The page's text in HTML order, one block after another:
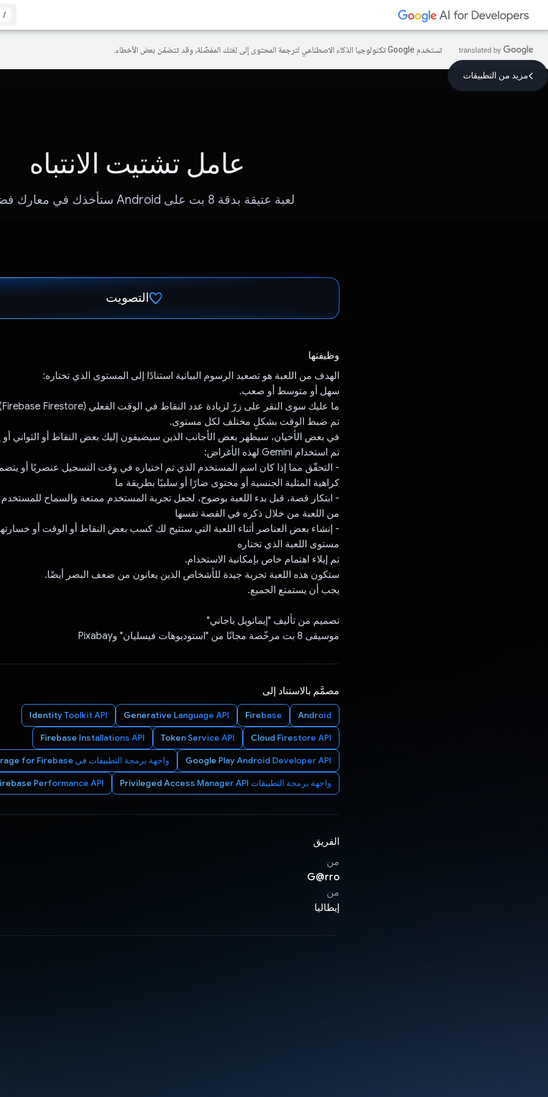
/
تستخدم Google تكنولوجيا الذكاء الاصطناعي لترجمة المحتوى إلى لغتك المفضّلة، وقد تتضمّن بعض الأخطاء.
مزيد من التطبيقات
عامل تشتيت الانتباه
لعبة عتيقة بدقة 8 بت على Android ستأخذك في معارك فضائية
التصويت
وظيفتها
الهدف من اللعبة هو تصعيد الرسوم البيانية استنادًا إلى المستوى الذي تختاره:
سهل أو متوسط أو صعب.
ما عليك سوى النقر على زرّ لزيادة عدد النقاط في الوقت الفعلي (Firebase Firestore).
تم ضبط الوقت بشكلٍ مختلف لكل مستوى.
في بعض الأحيان، سيظهر بعض الأجانب الذين سيضيفون إليك بعض النقاط أو الثواني
تم استخدام Gemini لهذه الأغراض:
- التحقّق مما إذا كان اسم المستخدم الذي تم اختياره في وقت التسجيل عنصريًا أو
كراهية المثلية الجنسية أو محتوى ضارًا أو سلبيًا بطريقة ما
- ابتكار قصة، قبل بدء اللعبة بوضوح، لجعل تجربة المستخدم ممتعة والسماح
من اللعبة من خلال ذكره في القصة نفسها
- إنشاء بعض العناصر أثناء اللعبة التي ستتيح لك كسب بعض النقاط أو الوقت أو
مستوى اللعبة الذي تختاره
تم إيلاء اهتمام خاص بإمكانية الاستخدام.
ستكون هذه اللعبة تجربة جيدة للأشخاص الذين يعانون من ضعف البصر أيضًا.
يجب أن يستمتع الجميع.
تصميم من تأليف "إيمانويل باجاني"
موسيقى 8 بت مرخّصة مجانًا من "استوديوهات فيسليان" وPixabay
مصمَّم بالاستناد إلى
Android
Firebase
Generative Language API
Identity Toolkit API
Cloud Firestore API
Token Service API
Firebase Installations API
Google Play Android Developer API واجهة برمجة التطبيقات في Cloud Storage for Firebase
واجهة برمجة التطبيقات Privileged Access Manager API Performance API
الفريق
من
G@rro
من
إيطاليا